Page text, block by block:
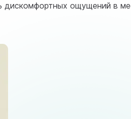
дискомфортных ощущений в